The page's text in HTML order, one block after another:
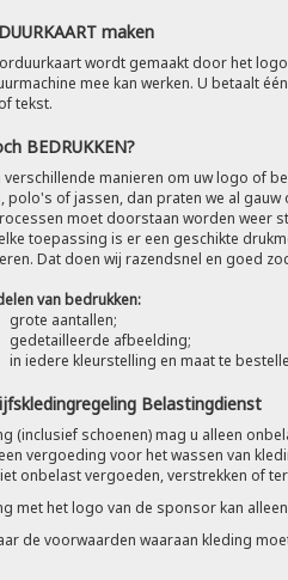
maken
wordt gemaakt door het
mee kan werken. U betaalt
tekst.
BEDRUKKEN?
verschillende manieren om uw logo of
polo's of jassen, dan praten we al
moet doorstaan worden weer
toepassing is er een geschikte
Dat doen wij razendsnel en goed
van bedrukken:
grote aantallen;
gedetailleerde afbeelding;
in iedere kleurstelling en maat te
Belastingdienst
(inclusief schoenen) mag u alleen
vergoeding voor het wassen van
onbelast vergoeden, verstrekken of
met het logo van de sponsor kan
de voorwaarden waaraan kleding